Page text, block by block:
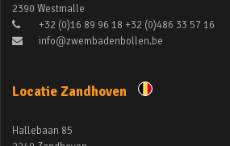
2390 Westmalle
+32 (0)16 89 96 18 +32 (0)486 33 57 16
info@zwembadenbollen.be
Locatie Zandhoven
Hallebaan 85